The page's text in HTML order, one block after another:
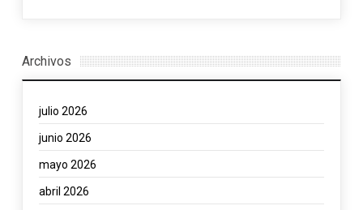
Archivos
julio 2026
junio 2026
mayo 2026
abril 2026